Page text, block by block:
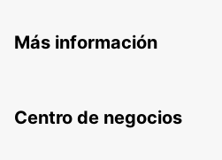
Más información
Centro de negocios